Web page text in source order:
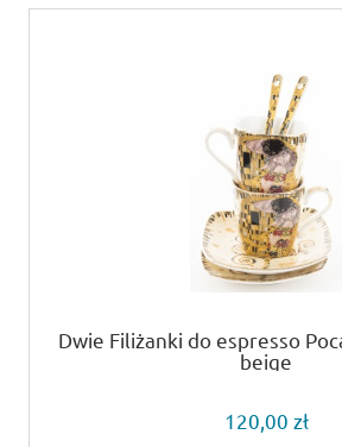
Dwie Filiżanki do espresso
beige
120,00 zł